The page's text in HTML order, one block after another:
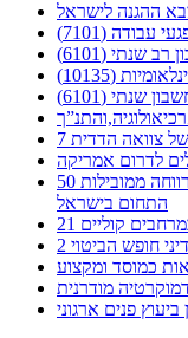
ההגנה לישראל
עבודה (7101)
רב שנתי (6101)
(10135)
שנתי (6101)
של צוואה הדדית
לדרום אמריקה
50 טיפים ויותר לניהול חווית עובד, משאבי אנוש ורווחה ממובילות
התחום בישראל
קוליים
חופש הביטוי 2
כמוסד ומקצוע
מודרנית
ביעוץ פנים ארגוני